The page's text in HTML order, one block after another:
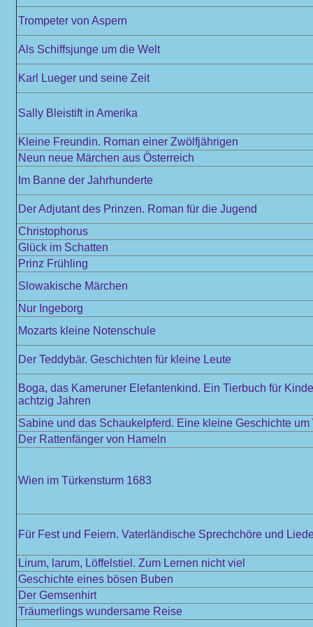
Trompeter von Aspern
Als Schiffsjunge um die Welt
Karl Lueger und seine Zeit
Sally Bleistift in Amerika
Kleine Freundin. Roman einer Zwölfjährigen
Neun neue Märchen aus Österreich
Im Banne der Jahrhunderte
Der Adjutant des Prinzen. Roman für die Jugend
Christophorus
Glück im Schatten
Prinz Frühling
Slowakische Märchen
Nur Ingeborg
Mozarts kleine Notenschule
Der Teddybär. Geschichten für kleine Leute
Boga, das Kameruner Elefantenkind. Ein Tierbuch für
achtzig Jahren
Sabine und das Schaukelpferd. Eine kleine Geschichte
Der Rattenfänger von Hameln
Wien im Türkensturm 1683
Für Fest und Feiern. Vaterländische Sprechchöre und
Lirum, larum, Löffelstiel. Zum Lernen nicht viel
Geschichte eines bösen Buben
Der Gemsenhirt
Träumerlings wundersame Reise